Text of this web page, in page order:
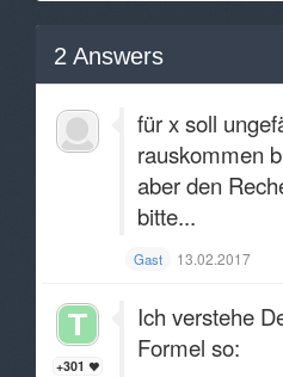
2 Answers
für x soll
rauskommen
aber den
bitte...
Gast 13.02.2017
+301
Ich verstehe
Formel so: